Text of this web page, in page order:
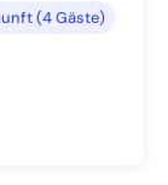
(4 Gäste)